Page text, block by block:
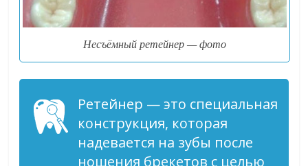
Несъёмный ретейнер — фото
Ретейнер — это специальная
конструкция, которая
надевается на зубы после
ношения брекетов с целью